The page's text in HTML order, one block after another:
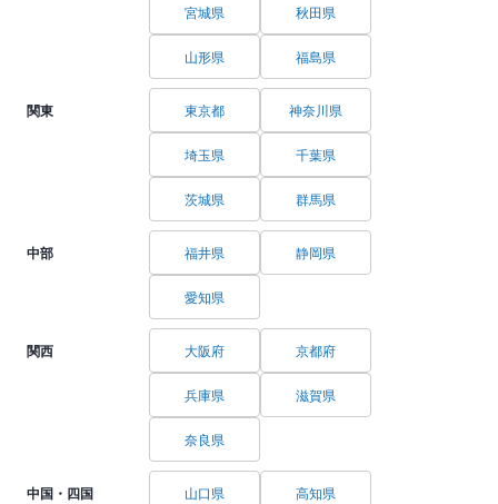
宮城県 秋田県
山形県 福島県
関東 東京都 神奈川県
埼玉県 千葉県
茨城県 群馬県
中部 福井県 静岡県
愛知県
関西 大阪府 京都府
兵庫県 滋賀県
奈良県
中国・四国 山口県 高知県